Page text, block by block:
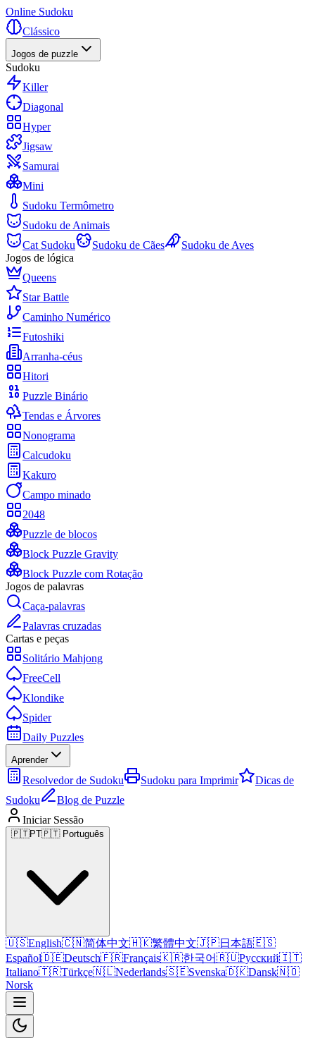
Online Sudoku
Clássico
Jogos de puzzle
Sudoku
Killer
Diagonal
Hyper
Jigsaw
Samurai
Mini
Sudoku Termômetro
Sudoku de Animais
Cat Sudoku
Sudoku de Cães
Sudoku de Aves
Jogos de lógica
Queens
Star Battle
Caminho Numérico
Futoshiki
Arranha-céus
Hitori
Puzzle Binário
Tendas e Árvores
Nonograma
Calcudoku
Kakuro
Campo minado
2048
Puzzle de blocos
Block Puzzle Gravity
Block Puzzle com Rotação
Jogos de palavras
Caça-palavras
Palavras cruzadas
Cartas e peças
Solitário Mahjong
FreeCell
Klondike
Spider
Daily Puzzles
Aprender
Resolvedor de Sudoku Sudoku para Imprimir
Dicas de
Sudoku
Blog de Puzzle
Iniciar Sessão
🇵🇹PT🇵🇹 Português
🇺🇸English🇨🇳简体中文🇭🇰繁體中文🇯🇵日本語🇪🇸
Español🇩🇪Deutsch🇫🇷Français🇰🇷한국어🇷🇺Русский🇮🇹
Italiano🇹🇷Türkçe🇳🇱Nederlands🇸🇪Svenska🇩🇰Dansk🇳🇴
Norsk